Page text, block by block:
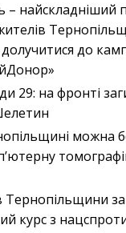
– найскладніший
до
29: на фронті
можна
Тернопільщини
курс з